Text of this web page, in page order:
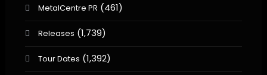
MetalCentre PR (461)
Releases (1,739)
Tour Dates (1,392)